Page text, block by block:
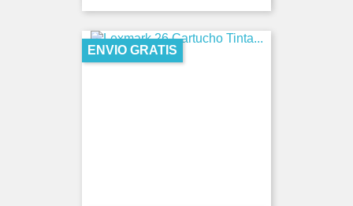
ENVIO GRATIS